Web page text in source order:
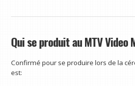
Qui se produit au MTV Video
Confirmé pour se produire lors de la
est: